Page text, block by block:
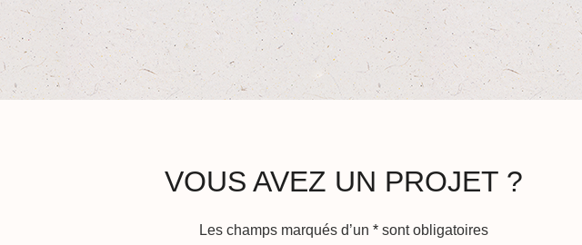
VOUS AVEZ UN PROJET ?
Les champs marqués d’un * sont obligatoires